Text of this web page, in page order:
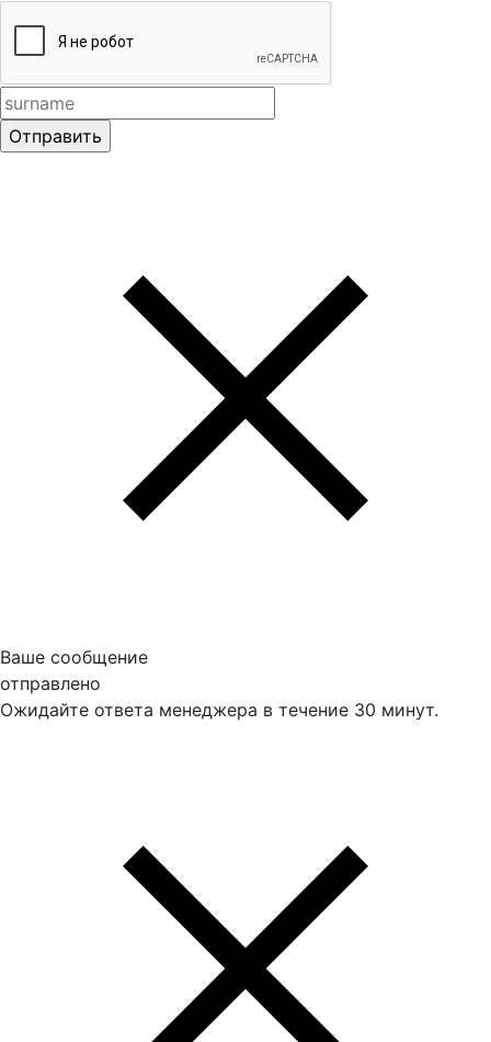
Ваше сообщение
отправлено
Ожидайте ответа менеджера в течение 30 минут.